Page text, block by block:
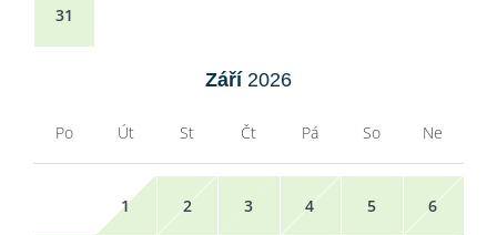
31
Září 2026
Po Út St Čt Pá So Ne
1 2 3 4 5 6